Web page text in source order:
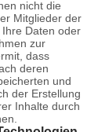
nicht die
Mitglieder der
Daten oder
zur
dass
deren
und
der Erstellung
Inhalte durch